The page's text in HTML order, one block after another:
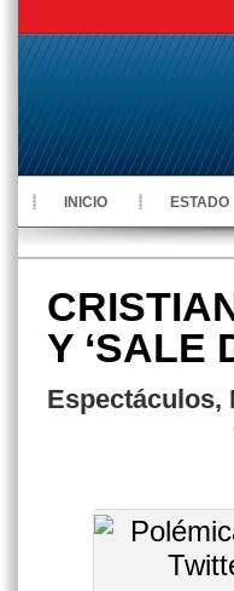
INICIO ESTADO
Y ‘SALE
Espectáculos,